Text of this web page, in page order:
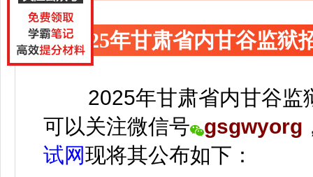
2025年甘肃省内甘谷监狱
2025年甘肃省内甘谷监
可以关注微信号 gsgwyorg
试网现将其公布如下：